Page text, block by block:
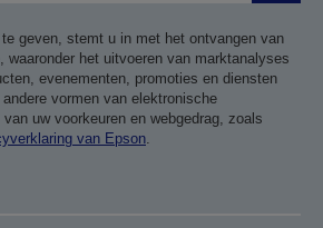
te geven, stemt u in met het ontvangen van
waaronder het uitvoeren van marktanalyses
evenementen, promoties en diensten
vormen van elektronische
uw voorkeuren en webgedrag, zoals
van Epson.